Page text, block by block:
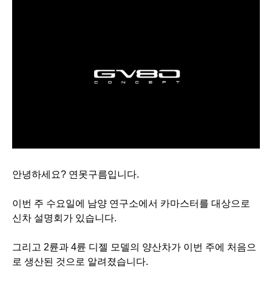
안녕하세요? 연못구름입니다.
이번 주 수요일에 남양 연구소에서 카마스터를 대상으로
신차 설명회가 있습니다.
그리고 2륜과 4륜 디젤 모델의 양산차가 이번 주에 처음으
로 생산된 것으로 알려졌습니다.